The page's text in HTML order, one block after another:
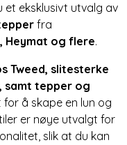
et eksklusivt utvalg av
fra
, Heymat og flere.
Tweed, slitesterke
, samt tepper og
for å skape en lun og
er nøye utvalgt for
slik at du kan